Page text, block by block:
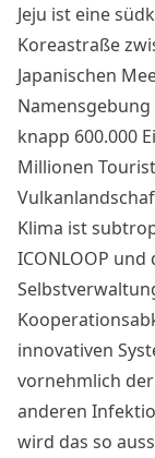
Jeju ist eine
Koreastraße
Japanischen
knapp 600.000
Millionen
Klima ist
ICONLOOP
innovativen
vornehmlich
anderen
wird das so